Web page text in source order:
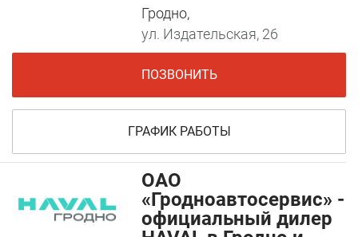
Гродно,
ул. Издательская, 26
ПОЗВОНИТЬ
ГРАФИК РАБОТЫ
ОАО
«Гродноавтосервис» -
официальный дилер